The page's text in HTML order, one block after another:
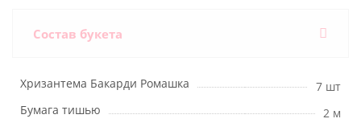
Состав букета
Хризантема Бакарди Ромашка
7 шт
Бумага тишью
2 м